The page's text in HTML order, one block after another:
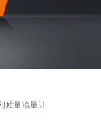
质量流量计